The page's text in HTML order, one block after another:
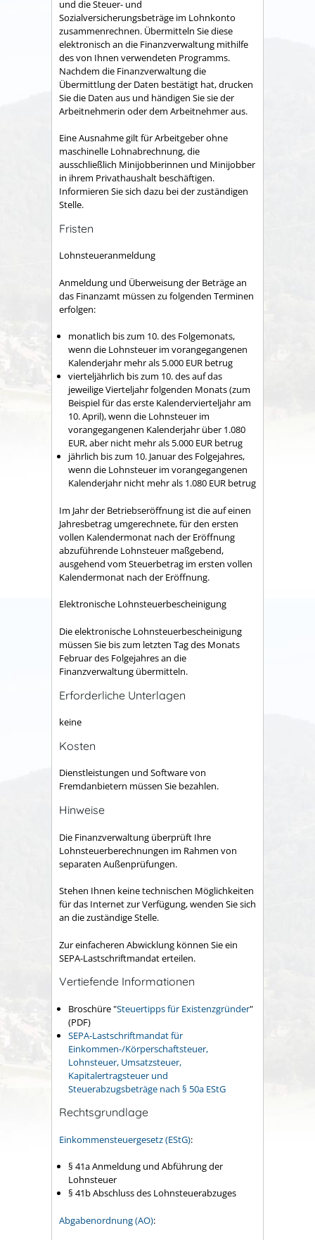
und die Steuer- und
Sozialversicherungsbeträge im Lohnkonto
zusammenrechnen. Übermitteln Sie diese
elektronisch an die Finanzverwaltung mithilfe
des von Ihnen verwendeten Programms.
Nachdem die Finanzverwaltung die
Übermittlung der Daten bestätigt hat, drucken
Sie die Daten aus und händigen Sie sie der
Arbeitnehmerin oder dem Arbeitnehmer aus.
Eine Ausnahme gilt für Arbeitgeber ohne
maschinelle Lohnabrechnung, die
ausschließlich Minijobberinnen und Minijobber
in ihrem Privathaushalt beschäftigen.
Informieren Sie sich dazu bei der zuständigen
Stelle.
Fristen
Lohnsteueranmeldung
Anmeldung und Überweisung der Beträge an
das Finanzamt müssen zu folgenden Terminen
erfolgen:
monatlich bis zum 10. des Folgemonats,
wenn die Lohnsteuer im vorangegangenen
Kalenderjahr mehr als 5.000 EUR betrug
vierteljährlich bis zum 10. des auf das
jeweilige Vierteljahr folgenden Monats (zum
Beispiel für das erste Kalendervierteljahr am
10. April), wenn die Lohnsteuer im
vorangegangenen Kalenderjahr über 1.080
EUR, aber nicht mehr als 5.000 EUR betrug
jährlich bis zum 10. Januar des Folgejahres,
wenn die Lohnsteuer im vorangegangenen
Kalenderjahr nicht mehr als 1.080 EUR betrug
Im Jahr der Betriebseröffnung ist die auf einen
Jahresbetrag umgerechnete, für den ersten
vollen Kalendermonat nach der Eröffnung
abzuführende Lohnsteuer maßgebend,
ausgehend vom Steuerbetrag im ersten vollen
Kalendermonat nach der Eröffnung.
Elektronische Lohnsteuerbescheinigung
Die elektronische Lohnsteuerbescheinigung
müssen Sie bis zum letzten Tag des Monats
Februar des Folgejahres an die
Finanzverwaltung übermitteln.
Erforderliche Unterlagen
keine
Kosten
Dienstleistungen und Software von
Fremdanbietern müssen Sie bezahlen.
Hinweise
Die Finanzverwaltung überprüft Ihre
Lohnsteuerberechnungen im Rahmen von
separaten Außenprüfungen.
Stehen Ihnen keine technischen Möglichkeiten
für das Internet zur Verfügung, wenden Sie sich
an die zuständige Stelle.
Zur einfacheren Abwicklung können Sie ein
SEPA-Lastschriftmandat erteilen.
Vertiefende Informationen
Broschüre "Steuertipps für Existenzgründer"
(PDF)
SEPA-Lastschriftmandat für
Einkommen-/Körperschaftsteuer,
Lohnsteuer, Umsatzsteuer,
Kapitalertragsteuer und
Steuerabzugsbeträge nach § 50a EStG
Rechtsgrundlage
Einkommensteuergesetz (EStG):
§ 41aAnmeldung und Abführung der
Lohnsteuer
§ 41b Abschluss des Lohnsteuerabzuges
Abgabenordnung (AO):